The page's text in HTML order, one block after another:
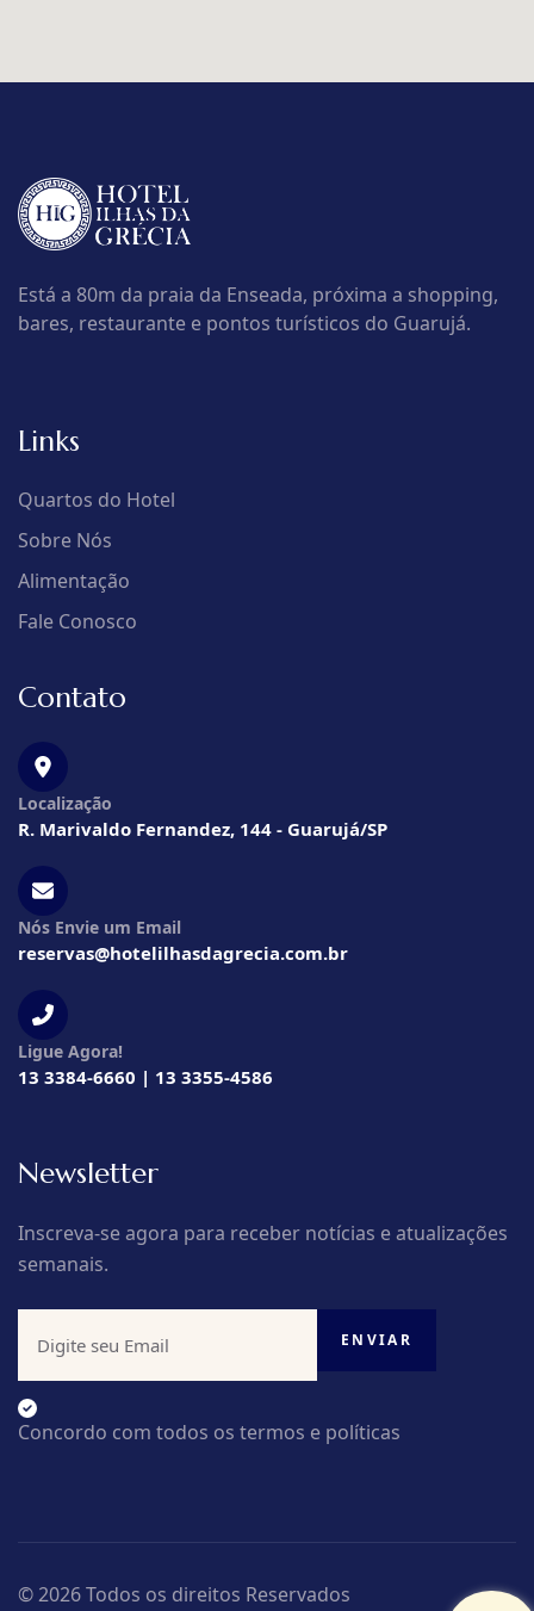
Está a 80m da praia da Enseada, próxima a shopping,
bares, restaurante e pontos turísticos do Guarujá.
Links
Quartos do Hotel
Sobre Nós
Alimentação
Fale Conosco
Contato
Localização
R. Marivaldo Fernandez, 144 - Guarujá/SP
Nós Envie um Email
reservas@hotelilhasdagrecia.com.br
Ligue Agora!
13 3384-6660 | 13 3355-4586
Newsletter
Inscreva-se agora para receber notícias e atualizações
semanais.
Concordo com todos os termos e políticas
© 2026 Todos os direitos Reservados